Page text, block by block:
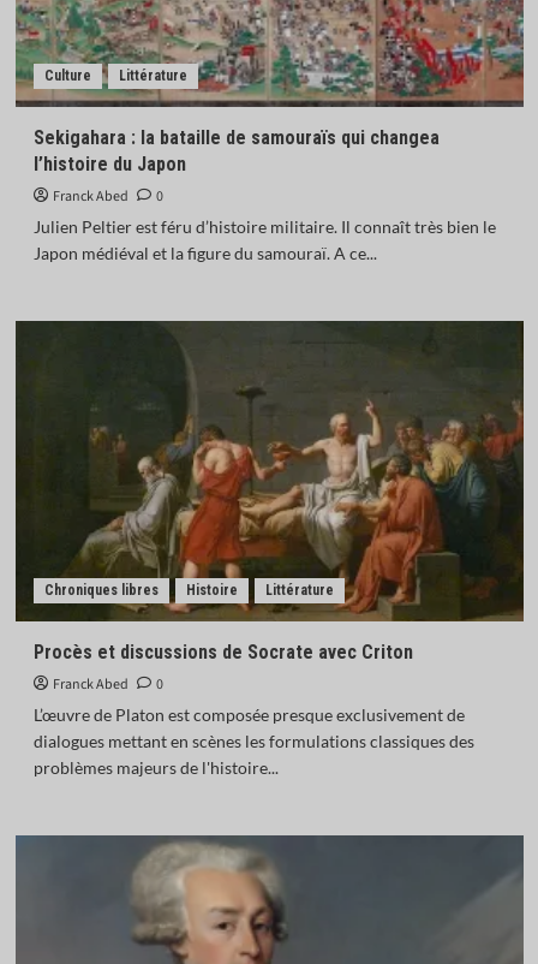
Culture Littérature
Sekigahara : la bataille de samouraïs qui changea
l’histoire du Japon
Franck Abed
0
Julien Peltier est féru d’histoire militaire. Il connaît très bien le
Japon médiéval et la figure du samouraï. A ce...
Chroniques libres Histoire Littérature
Procès et discussions de Socrate avec Criton
Franck Abed
0
L’œuvre de Platon est composée presque exclusivement de
dialogues mettant en scènes les formulations classiques des
problèmes majeurs de l'histoire...